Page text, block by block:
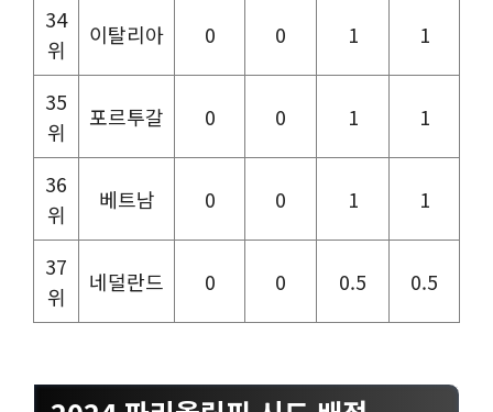
34
위
이탈리아 0 0 1 1
35
위
포르투갈 0 0 1 1
36
위
베트남 0 0 1 1
37
위
네덜란드 0 0 0.5 0.5